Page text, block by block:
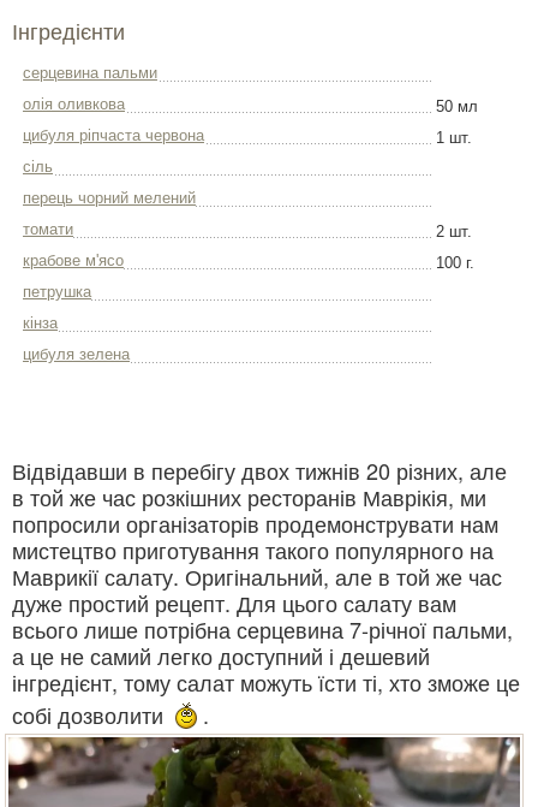
Інгредієнти
серцевина пальми
олія оливкова
50 мл
цибуля ріпчаста червона
1 шт.
сіль
перець чорний мелений
томати
2 шт.
крабове м'ясо
100 г.
петрушка
кінза
цибуля зелена
Відвідавши в перебігу двох тижнів 20 різних, але
в той же час розкішних ресторанів Маврікія, ми
попросили організаторів продемонструвати нам
мистецтво приготування такого популярного на
Маврикії салату. Оригінальний, але в той же час
дуже простий рецепт. Для цього салату вам
всього лише потрібна серцевина 7-річної пальми,
а це не самий легко доступний і дешевий
інгредієнт, тому салат можуть їсти ті, хто зможе це
собі дозволити
.